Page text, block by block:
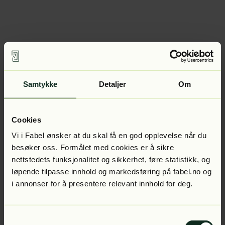
Samtykke Detaljer Om
Cookies
Vi i Fabel ønsker at du skal få en god opplevelse når du
besøker oss. Formålet med cookies er å sikre
nettstedets funksjonalitet og sikkerhet, føre statistikk, og
løpende tilpasse innhold og markedsføring på fabel.no og
i annonser for å presentere relevant innhold for deg.